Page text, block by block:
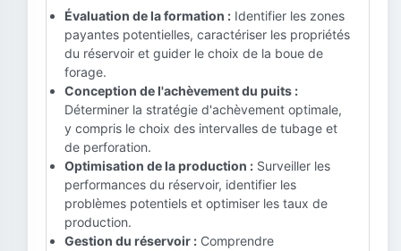
Évaluation de la formation : Identifier les zones
payantes potentielles, caractériser les propriétés
du réservoir et guider le choix de la boue de
forage.
Conception de l'achèvement du puits :
Déterminer la stratégie d'achèvement optimale,
y compris le choix des intervalles de tubage et
de perforation.
Optimisation de la production : Surveiller les
performances du réservoir, identifier les
problèmes potentiels et optimiser les taux de
production.
Gestion du réservoir : Comprendre